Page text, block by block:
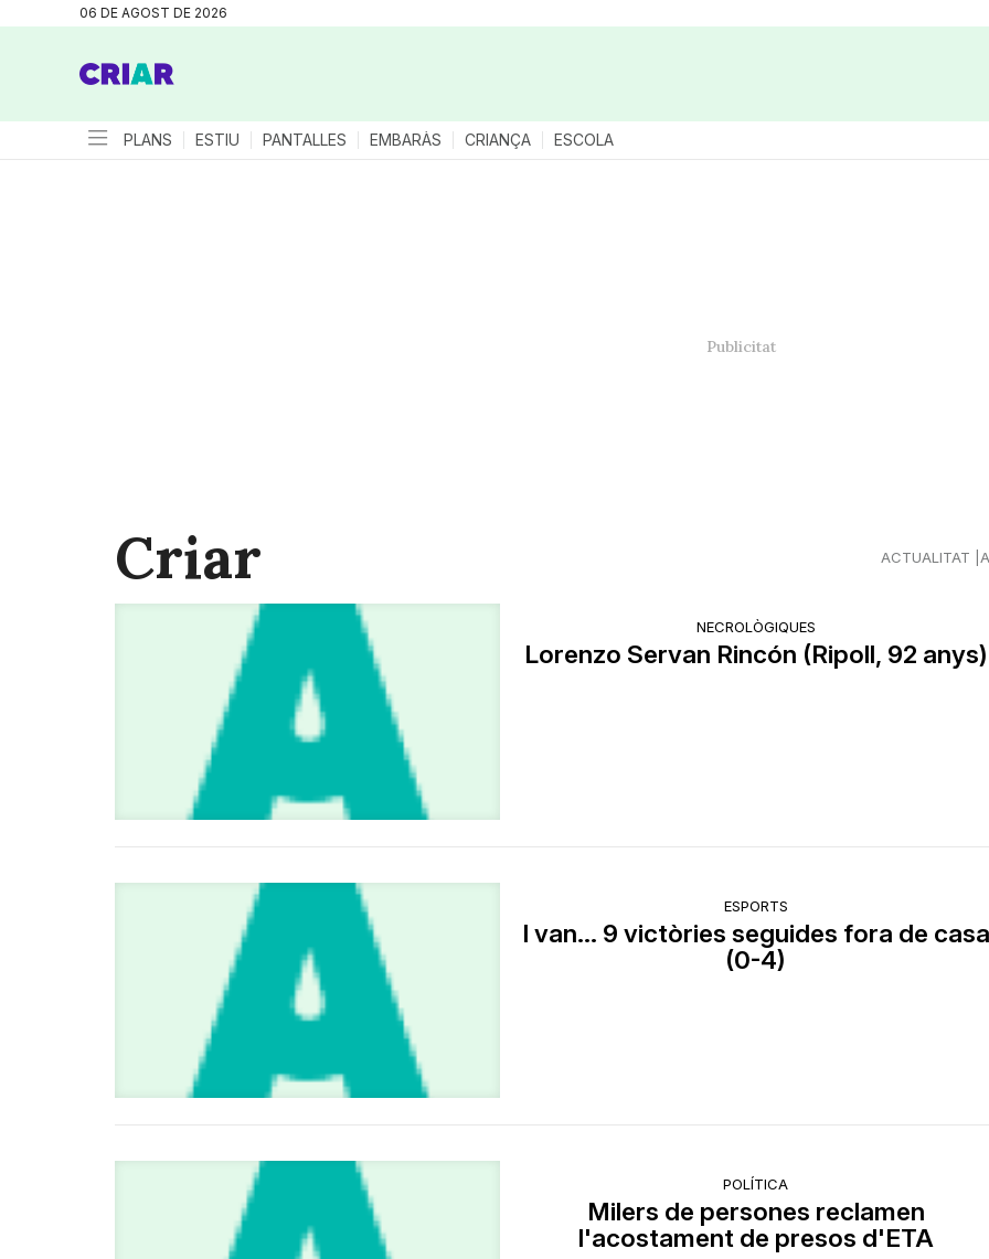
06 DE AGOST DE 2026
PLANS ESTIU PANTALLES EMBARÀS CRIANÇA ESCOLA
Criar ACTUALITAT
NECROLÒGIQUES
Lorenzo Servan Rincón (Ripoll, 92 anys)
ESPORTS
I van... 9 victòries seguides fora de casa
(0-4)
POLÍTICA
Milers de persones reclamen
l'acostament de presos d'ETA